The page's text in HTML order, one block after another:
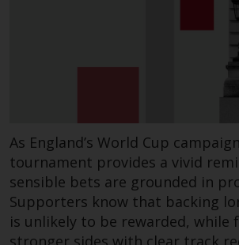
wie 40 Act Funds,
der Anforderungen an
Investmentfonds, Anlegern
bestimmte regelmäßige
standardisierte Preis- und
Verfügung zu stellen.
potenzielle Anleger
einer Anlage in diese
Angebotsprospekt und
zugehörige
konsultieren, um eine
vollständige Liste der
As England’s World Cup
tournament provides a vivid
sensible bets are grounded in
Supporters know that backing
is unlikely to be rewarded, while